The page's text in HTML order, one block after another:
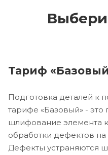
Тариф
Подготовка деталей к
тарифе «Базовый» - это
шлифование элемента
обработки дефектов на
Дефекты устраняются